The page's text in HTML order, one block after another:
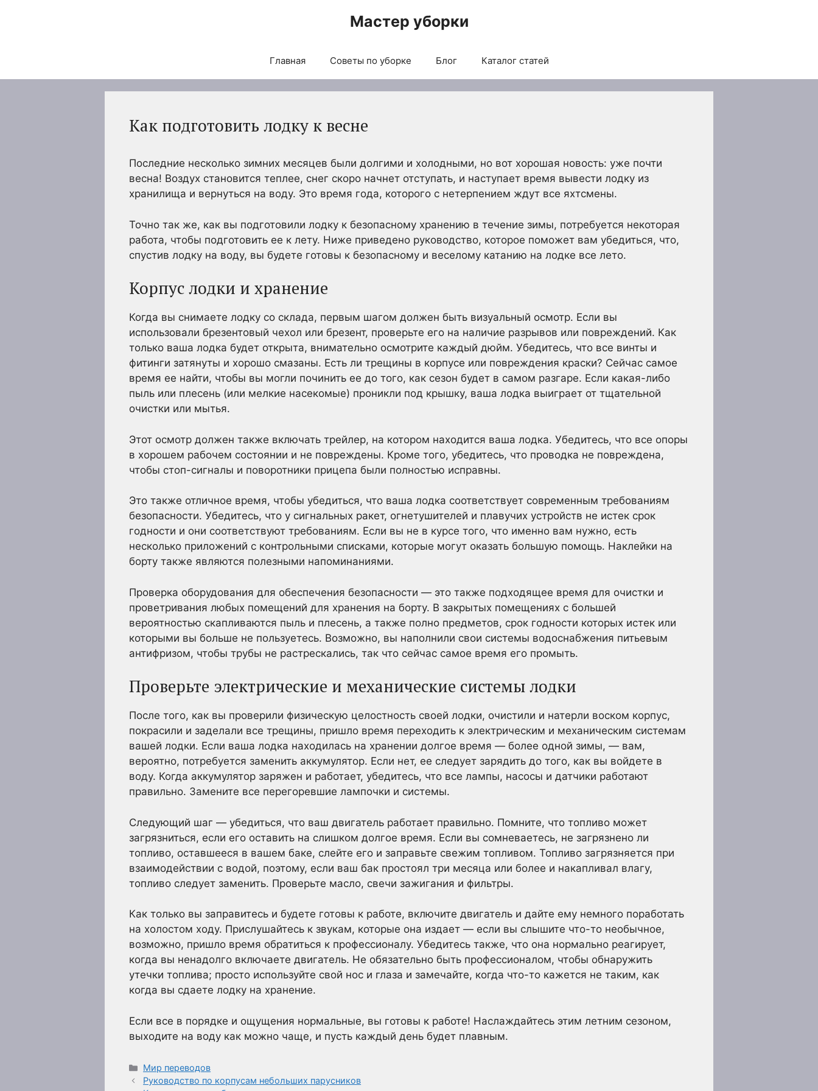
Мастер уборки
Главная Советы по уборке Блог Каталог статей
Как подготовить лодку к весне
Последние несколько зимних месяцев были долгими и холодными, но вот хорошая новость: уже почти
весна! Воздух становится теплее, снег скоро начнет отступать, и наступает время вывести лодку из
хранилища и вернуться на воду. Это время года, которого с нетерпением ждут все яхтсмены.
Точно так же, как вы подготовили лодку к безопасному хранению в течение зимы, потребуется некоторая
работа, чтобы подготовить ее к лету. Ниже приведено руководство, которое поможет вам убедиться, что,
спустив лодку на воду, вы будете готовы к безопасному и веселому катанию на лодке все лето.
Корпус лодки и хранение
Когда вы снимаете лодку со склада, первым шагом должен быть визуальный осмотр. Если вы
использовали брезентовый чехол или брезент, проверьте его на наличие разрывов или повреждений. Как
только ваша лодка будет открыта, внимательно осмотрите каждый дюйм. Убедитесь, что все винты и
фитинги затянуты и хорошо смазаны. Есть ли трещины в корпусе или повреждения краски? Сейчас самое
время ее найти, чтобы вы могли починить ее до того, как сезон будет в самом разгаре. Если какая-либо
пыль или плесень (или мелкие насекомые) проникли под крышку, ваша лодка выиграет от тщательной
очистки или мытья.
Этот осмотр должен также включать трейлер, на котором находится ваша лодка. Убедитесь, что все опоры
в хорошем рабочем состоянии и не повреждены. Кроме того, убедитесь, что проводка не повреждена,
чтобы стоп-сигналы и поворотники прицепа были полностью исправны.
Это также отличное время, чтобы убедиться, что ваша лодка соответствует современным требованиям
безопасности. Убедитесь, что у сигнальных ракет, огнетушителей и плавучих устройств не истек срок
годности и они соответствуют требованиям. Если вы не в курсе того, что именно вам нужно, есть
несколько приложений с контрольными списками, которые могут оказать большую помощь. Наклейки на
борту также являются полезными напоминаниями.
Проверка оборудования для обеспечения безопасности — это также подходящее время для очистки и
проветривания любых помещений для хранения на борту. В закрытых помещениях с большей
вероятностью скапливаются пыль и плесень, а также полно предметов, срок годности которых истек или
которыми вы больше не пользуетесь. Возможно, вы наполнили свои системы водоснабжения питьевым
антифризом, чтобы трубы не растрескались, так что сейчас самое время его промыть.
Проверьте электрические и механические системы лодки
После того, как вы проверили физическую целостность своей лодки, очистили и натерли воском корпус,
покрасили и заделали все трещины, пришло время переходить к электрическим и механическим системам
вашей лодки. Если ваша лодка находилась на хранении долгое время — более одной зимы, — вам,
вероятно, потребуется заменить аккумулятор. Если нет, ее следует зарядить до того, как вы войдете в
воду. Когда аккумулятор заряжен и работает, убедитесь, что все лампы, насосы и датчики работают
правильно. Замените все перегоревшие лампочки и системы.
Следующий шаг — убедиться, что ваш двигатель работает правильно. Помните, что топливо может
загрязниться, если его оставить на слишком долгое время. Если вы сомневаетесь, не загрязнено ли
топливо, оставшееся в вашем баке, слейте его и заправьте свежим топливом. Топливо загрязняется при
взаимодействии с водой, поэтому, если ваш бак простоял три месяца или более и накапливал влагу,
топливо следует заменить. Проверьте масло, свечи зажигания и фильтры.
Как только вы заправитесь и будете готовы к работе, включите двигатель и дайте ему немного поработать
на холостом ходу. Прислушайтесь к звукам, которые она издает — если вы слышите что-то необычное,
возможно, пришло время обратиться к профессионалу. Убедитесь также, что она нормально реагирует,
когда вы ненадолго включаете двигатель. Не обязательно быть профессионалом, чтобы обнаружить
утечки топлива; просто используйте свой нос и глаза и замечайте, когда что-то кажется не таким, как
когда вы сдаете лодку на хранение.
Если все в порядке и ощущения нормальные, вы готовы к работе! Наслаждайтесь этим летним сезоном,
выходите на воду как можно чаще, и пусть каждый день будет плавным.
Рубрики
Мир переводов
Руководство по корпусам небольших парусников